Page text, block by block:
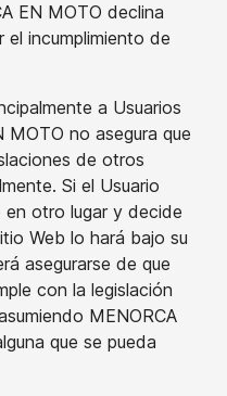
EN MOTO declina
el incumplimiento de
a Usuarios
MOTO no asegura que
de otros
Si el Usuario
otro lugar y decide
Web lo hará bajo su
asegurarse de que
con la legislación
MENORCA
que se pueda